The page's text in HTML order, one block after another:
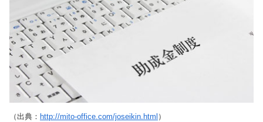
（出典： http://mito-office.com/joseikin.html ）